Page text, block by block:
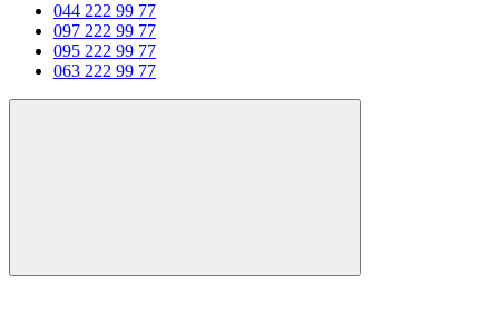
044 222 99 77
097 222 99 77
095 222 99 77
063 222 99 77